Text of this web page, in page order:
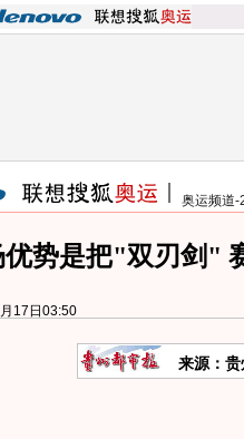
奥运频道-
势是把"双刃剑"
17日03:50
来源：